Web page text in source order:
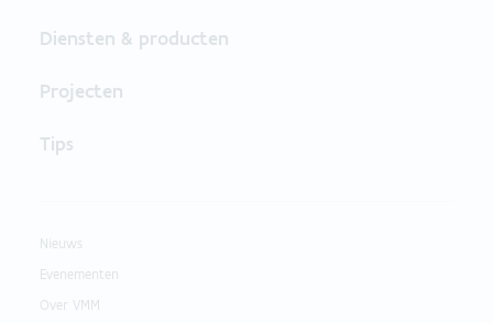
Diensten & producten
Projecten
Tips
Nieuws
Evenementen
Over VMM